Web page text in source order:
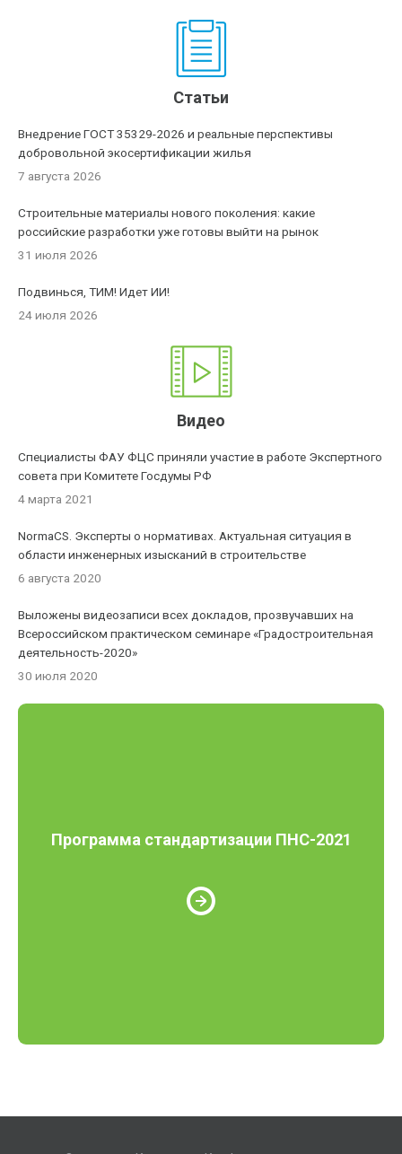
Статьи
Внедрение ГОСТ 35329-2026 и реальные перспективы
добровольной экосертификации жилья
7 августа 2026
Строительные материалы нового поколения: какие
российские разработки уже готовы выйти на рынок
31 июля 2026
Подвинься, ТИМ! Идет ИИ!
24 июля 2026
Видео
Специалисты ФАУ ФЦС приняли участие в работе Экспертного
совета при Комитете Госдумы РФ
4 марта 2021
NormaCS. Эксперты о нормативах. Актуальная ситуация в
области инженерных изысканий в строительстве
6 августа 2020
Выложены видеозаписи всех докладов, прозвучавших на
Всероссийском практическом семинаре «Градостроительная
деятельность-2020»
30 июля 2020
Программа стандартизации ПНС-2021